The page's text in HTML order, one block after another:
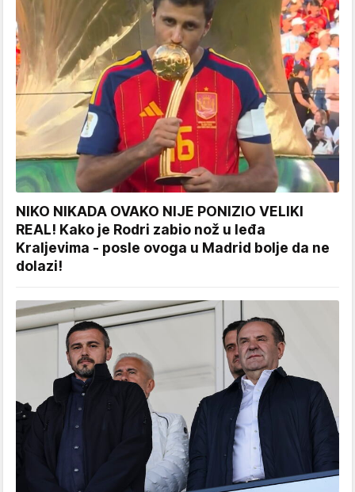
NIKO NIKADA OVAKO NIJE PONIZIO VELIKI
REAL! Kako je Rodri zabio nož u leđa
Kraljevima - posle ovoga u Madrid bolje da ne
dolazi!